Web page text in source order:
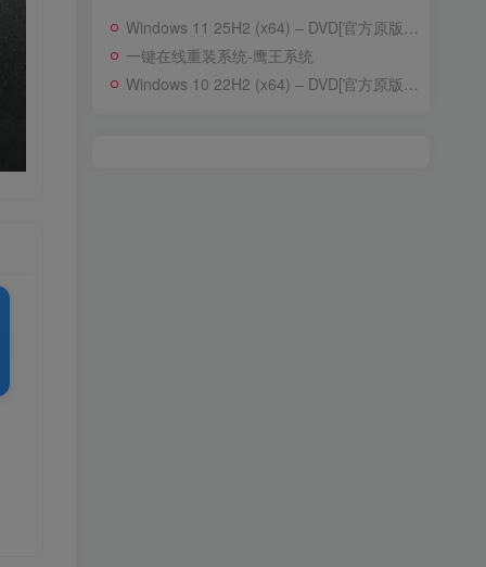
Windows 11 25H2 (x64) – DVD[官方原版ISO]–含家庭版
一键在线重装系统-鹰王系统
Windows 10 22H2 (x64) – DVD[官方原版ISO]-含家庭版